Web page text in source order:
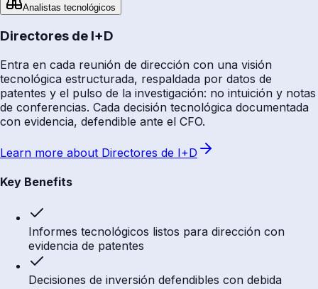
Analistas tecnológicos
Directores de I+D
Entra en cada reunión de dirección con una visión
tecnológica estructurada, respaldada por datos de
patentes y el pulso de la investigación: no intuición y notas
de conferencias. Cada decisión tecnológica documentada
con evidencia, defendible ante el CFO.
Learn more about Directores de I+D
Key Benefits
Informes tecnológicos listos para dirección con
evidencia de patentes
Decisiones de inversión defendibles con debida